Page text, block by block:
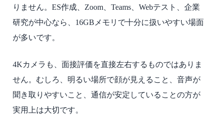
りません。ES作成、Zoom、Teams、Webテスト、企業
研究が中心なら、16GBメモリで十分に扱いやすい場面
が多いです。
4Kカメラも、面接評価を直接左右するものではありま
せん。むしろ、明るい場所で顔が見えること、音声が
聞き取りやすいこと、通信が安定していることの方が
実用上は大切です。